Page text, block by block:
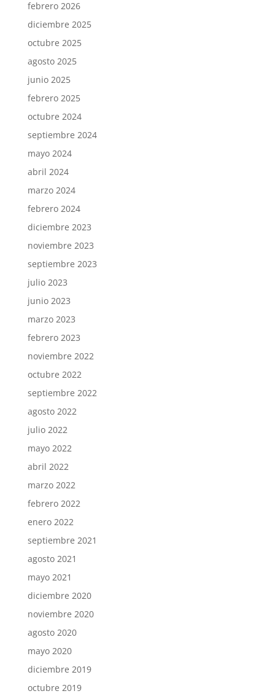
febrero 2026
diciembre 2025
octubre 2025
agosto 2025
junio 2025
febrero 2025
octubre 2024
septiembre 2024
mayo 2024
abril 2024
marzo 2024
febrero 2024
diciembre 2023
noviembre 2023
septiembre 2023
julio 2023
junio 2023
marzo 2023
febrero 2023
noviembre 2022
octubre 2022
septiembre 2022
agosto 2022
julio 2022
mayo 2022
abril 2022
marzo 2022
febrero 2022
enero 2022
septiembre 2021
agosto 2021
mayo 2021
diciembre 2020
noviembre 2020
agosto 2020
mayo 2020
diciembre 2019
octubre 2019